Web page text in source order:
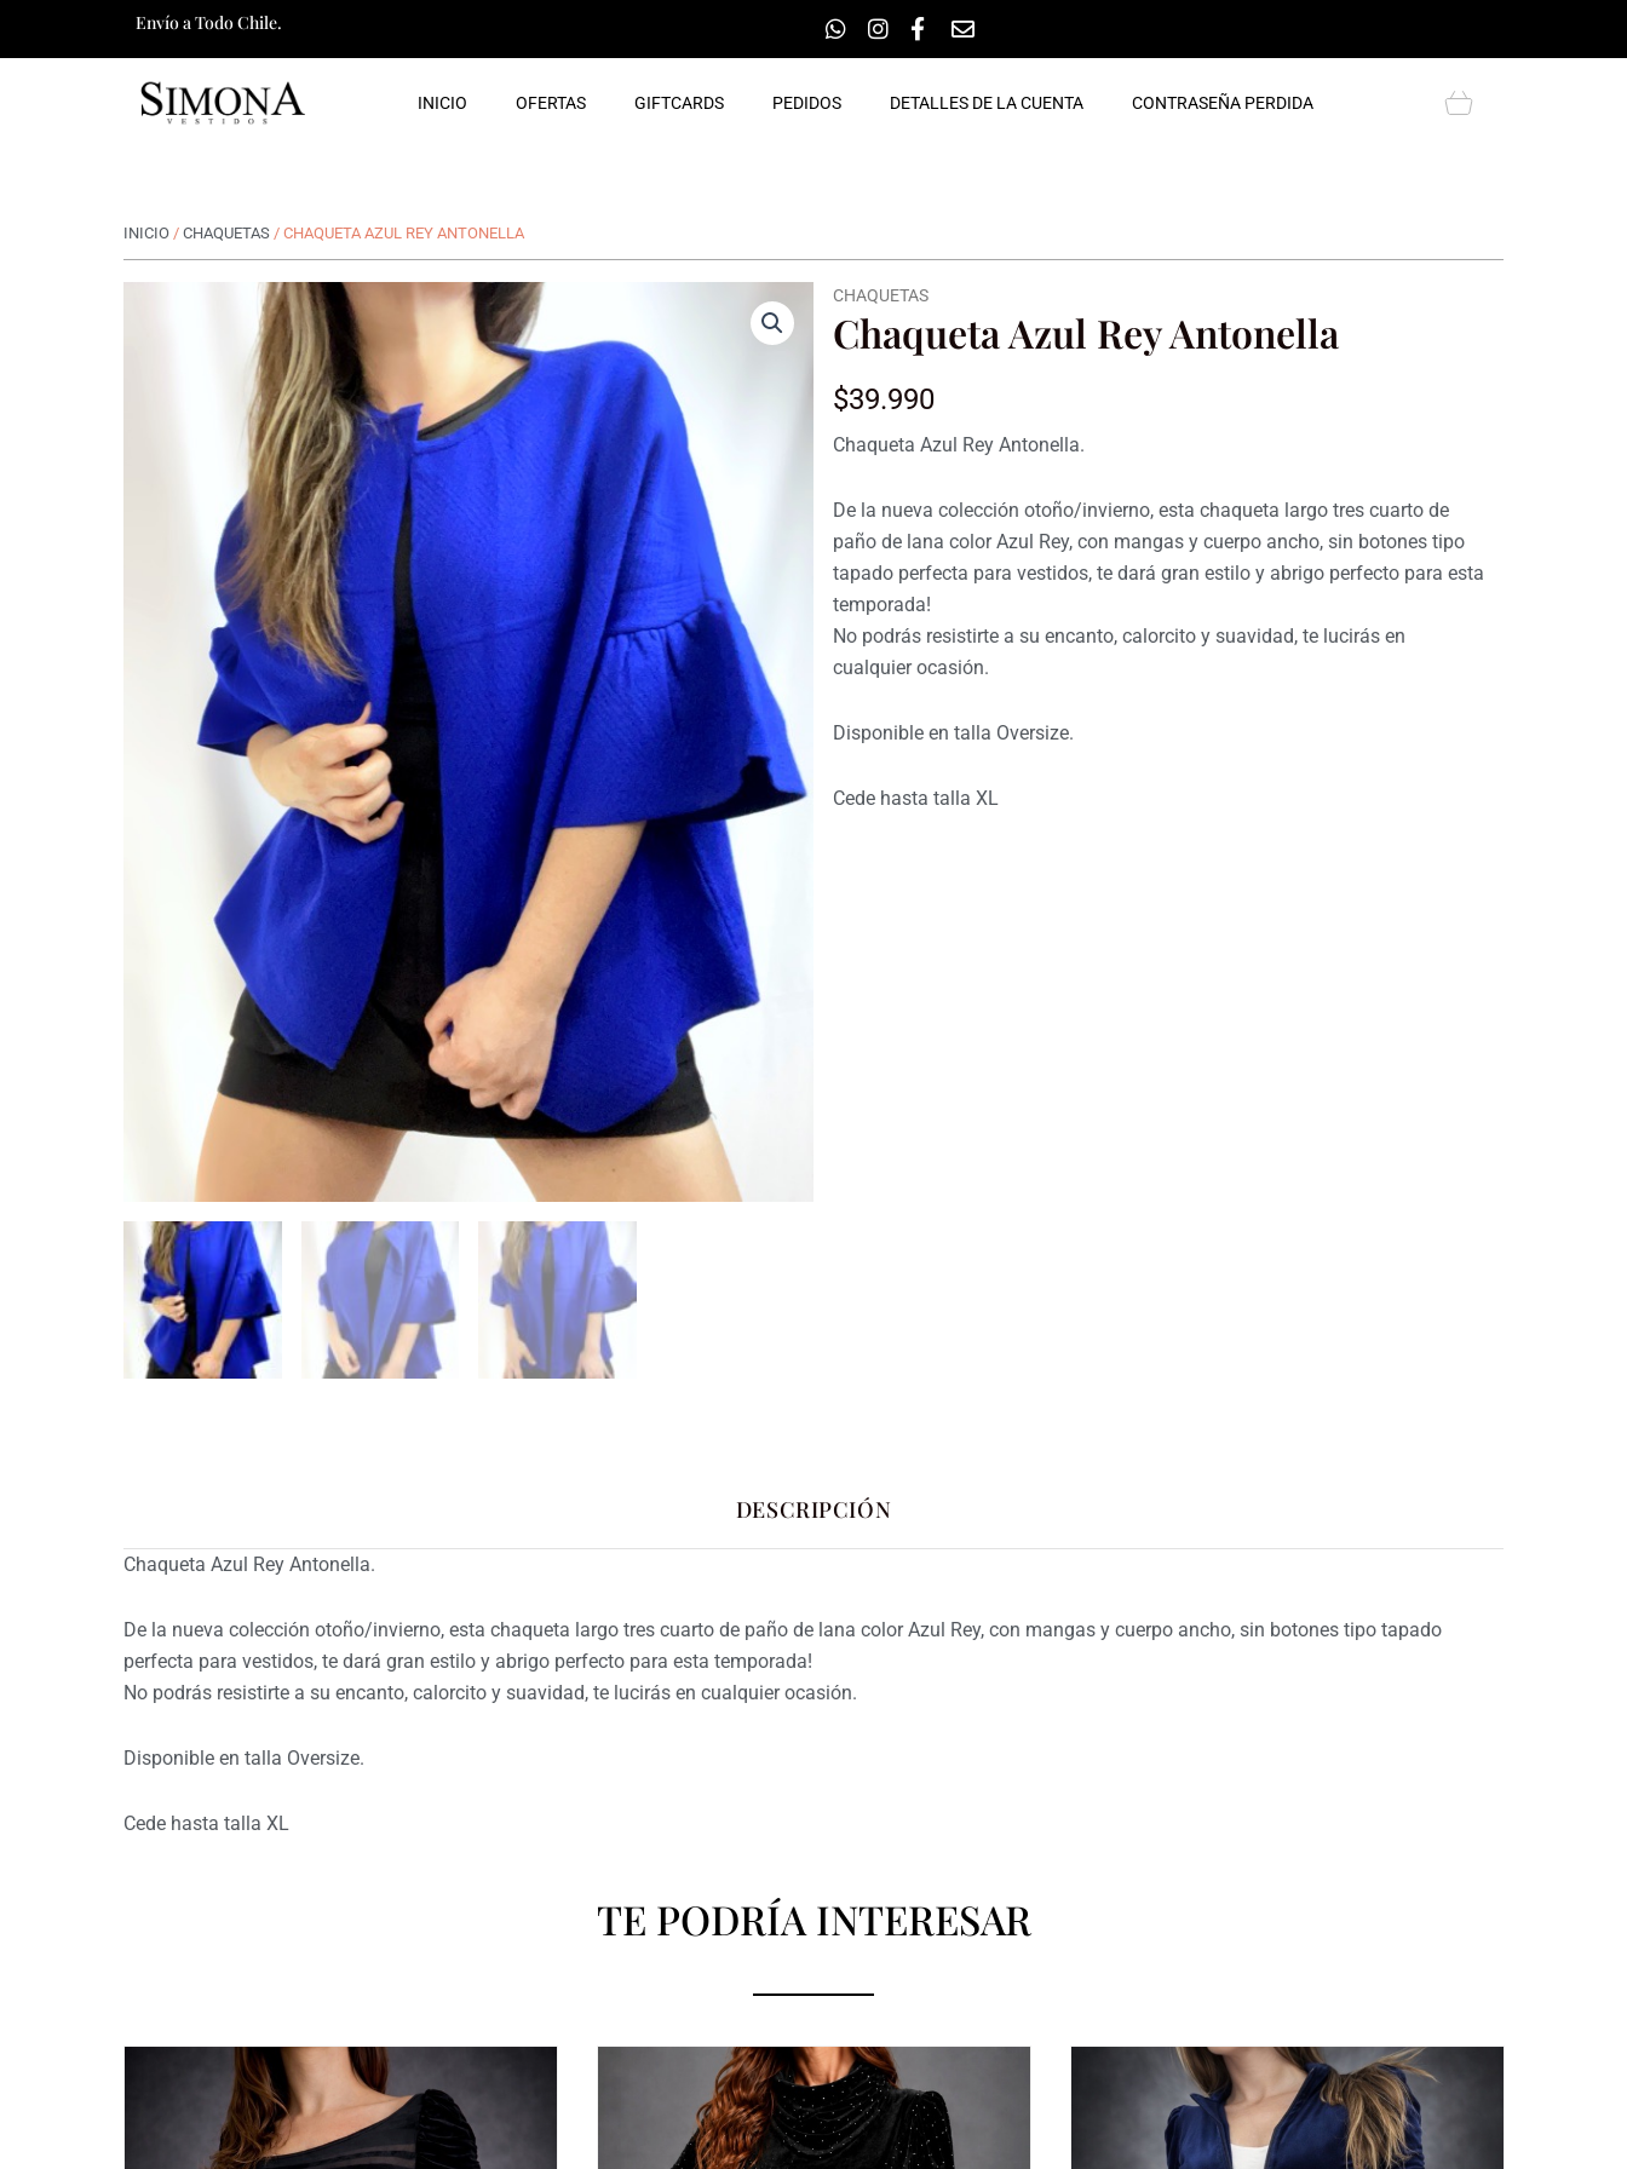
Envío a Todo Chile.
INICIO OFERTAS GIFTCARDS PEDIDOS DETALLES DE LA CUENTA CONTRASEÑA PERDIDA Cart
INICIO / CHAQUETAS / CHAQUETA AZUL REY ANTONELLA
CHAQUETAS
Chaqueta Azul Rey Antonella
$39.990
Chaqueta Azul Rey Antonella.
De la nueva colección otoño/invierno, esta chaqueta largo tres cuarto de
paño de lana color Azul Rey, con mangas y cuerpo ancho, sin botones tipo
tapado perfecta para vestidos, te dará gran estilo y abrigo perfecto para esta
temporada!
No podrás resistirte a su encanto, calorcito y suavidad, te lucirás en
cualquier ocasión.
Disponible en talla Oversize.
Cede hasta talla XL
DESCRIPCIÓN
Chaqueta Azul Rey Antonella.
De la nueva colección otoño/invierno, esta chaqueta largo tres cuarto de paño de lana color Azul Rey, con mangas y cuerpo ancho, sin botones tipo tapado
perfecta para vestidos, te dará gran estilo y abrigo perfecto para esta temporada!
No podrás resistirte a su encanto, calorcito y suavidad, te lucirás en cualquier ocasión.
Disponible en talla Oversize.
Cede hasta talla XL
TE PODRÍA INTERESAR